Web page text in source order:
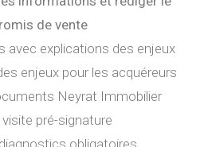
de vente
avec explications des enjeux
enjeux pour les acquéreurs
Neyrat Immobilier
pré-signature
obligatoires